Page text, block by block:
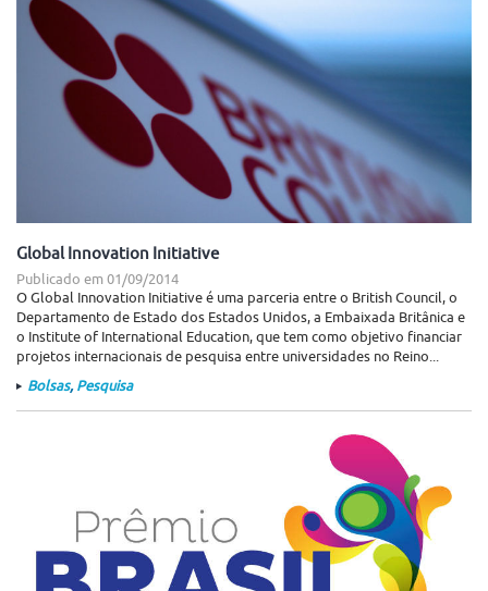
Global Innovation Initiative
Publicado em 01/09/2014
O Global Innovation Initiative é uma parceria entre o British Council, o
Departamento de Estado dos Estados Unidos, a Embaixada Britânica e
o Institute of International Education, que tem como objetivo financiar
projetos internacionais de pesquisa entre universidades no Reino...
Bolsas, Pesquisa